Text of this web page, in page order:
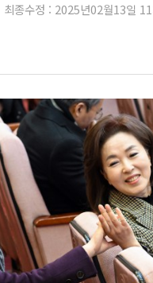
최종수정 : 2025년02월13일